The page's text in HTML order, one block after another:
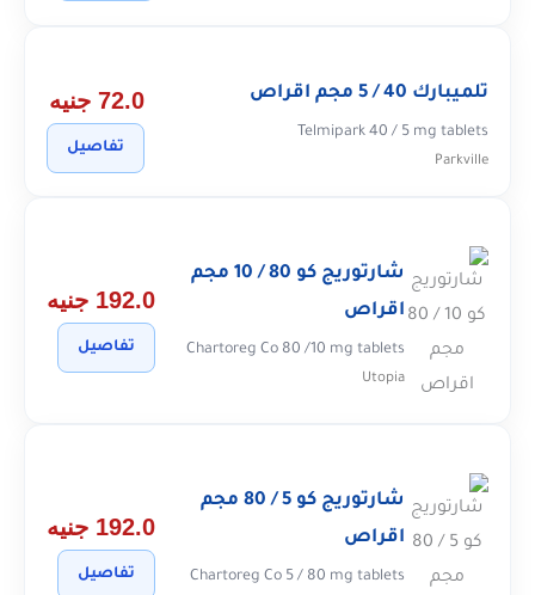
تلميبارك 40 / 5 مجم اقراص
Telmipark 40 / 5 mg tablets
Parkville
72.0 جنيه
تفاصيل
شارتوريج كو 80 / 10 مجم
اقراص
Chartoreg Co 80 /10 mg tablets
Utopia
192.0 جنيه
تفاصيل
شارتوريج كو 5 / 80 مجم
اقراص
Chartoreg Co 5 / 80 mg tablets
192.0 جنيه
تفاصيل